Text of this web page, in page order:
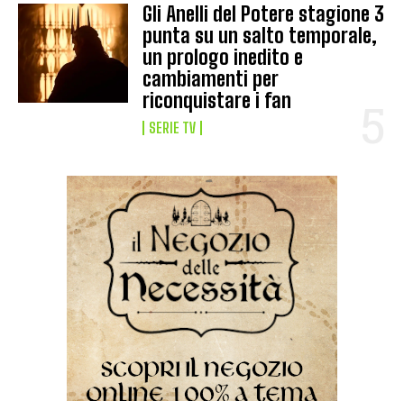
Gli Anelli del Potere stagione 3
punta su un salto temporale,
un prologo inedito e
cambiamenti per
riconquistare i fan
SERIE TV